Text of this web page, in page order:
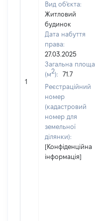
1
Вид об'єкта:
Житловий
будинок
Дата набуття
права:
27.03.2025
Загальна площа
(м2):
71.7
Реєстраційний
номер
(кадастровий
номер для
земельної
ділянки):
[Конфіденційна
інформація]